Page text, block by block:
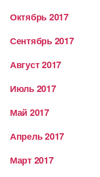
Октябрь 2017
Сентябрь 2017
Август 2017
Июль 2017
Май 2017
Апрель 2017
Март 2017